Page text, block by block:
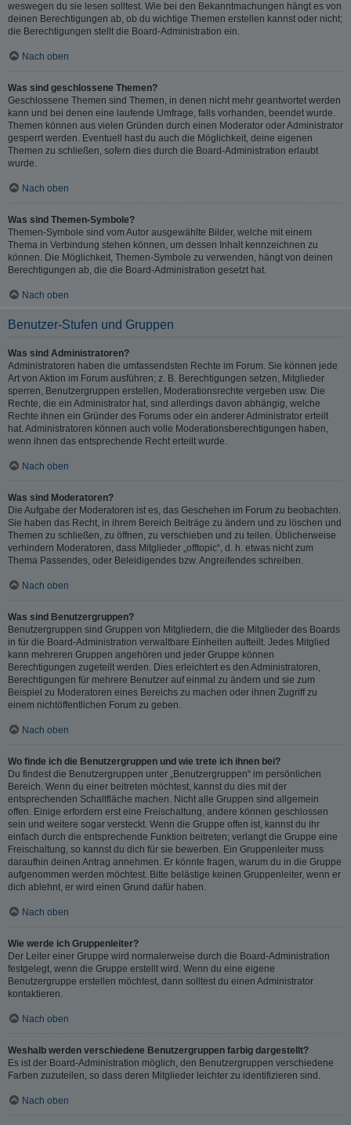
weswegen du sie lesen solltest. Wie bei den Bekanntmachungen hängt es von
deinen Berechtigungen ab, ob du wichtige Themen erstellen kannst oder nicht;
die Berechtigungen stellt die Board-Administration ein.
Nach oben
Was sind geschlossene Themen?
Geschlossene Themen sind Themen, in denen nicht mehr geantwortet werden
kann und bei denen eine laufende Umfrage, falls vorhanden, beendet wurde.
Themen können aus vielen Gründen durch einen Moderator oder Administrator
gesperrt werden. Eventuell hast du auch die Möglichkeit, deine eigenen
Themen zu schließen, sofern dies durch die Board-Administration erlaubt
wurde.
Nach oben
Was sind Themen-Symbole?
Themen-Symbole sind vom Autor ausgewählte Bilder, welche mit einem
Thema in Verbindung stehen können, um dessen Inhalt kennzeichnen zu
können. Die Möglichkeit, Themen-Symbole zu verwenden, hängt von deinen
Berechtigungen ab, die die Board-Administration gesetzt hat.
Nach oben
Benutzer-Stufen und Gruppen
Was sind Administratoren?
Administratoren haben die umfassendsten Rechte im Forum. Sie können jede
Art von Aktion im Forum ausführen; z. B. Berechtigungen setzen, Mitglieder
sperren, Benutzergruppen erstellen, Moderationsrechte vergeben usw. Die
Rechte, die ein Administrator hat, sind allerdings davon abhängig, welche
Rechte ihnen ein Gründer des Forums oder ein anderer Administrator erteilt
hat. Administratoren können auch volle Moderationsberechtigungen haben,
wenn ihnen das entsprechende Recht erteilt wurde.
Nach oben
Was sind Moderatoren?
Die Aufgabe der Moderatoren ist es, das Geschehen im Forum zu beobachten.
Sie haben das Recht, in ihrem Bereich Beiträge zu ändern und zu löschen und
Themen zu schließen, zu öffnen, zu verschieben und zu teilen. Üblicherweise
verhindern Moderatoren, dass Mitglieder „offtopic“, d. h. etwas nicht zum
Thema Passendes, oder Beleidigendes bzw. Angreifendes schreiben.
Nach oben
Was sind Benutzergruppen?
Benutzergruppen sind Gruppen von Mitgliedern, die die Mitglieder des Boards
in für die Board-Administration verwaltbare Einheiten aufteilt. Jedes Mitglied
kann mehreren Gruppen angehören und jeder Gruppe können
Berechtigungen zugeteilt werden. Dies erleichtert es den Administratoren,
Berechtigungen für mehrere Benutzer auf einmal zu ändern und sie zum
Beispiel zu Moderatoren eines Bereichs zu machen oder ihnen Zugriff zu
einem nichtöffentlichen Forum zu geben.
Nach oben
Wo finde ich die Benutzergruppen und wie trete ich ihnen bei?
Du findest die Benutzergruppen unter „Benutzergruppen“ im persönlichen
Bereich. Wenn du einer beitreten möchtest, kannst du dies mit der
entsprechenden Schaltfläche machen. Nicht alle Gruppen sind allgemein
offen. Einige erfordern erst eine Freischaltung, andere können geschlossen
sein und weitere sogar versteckt. Wenn die Gruppe offen ist, kannst du ihr
einfach durch die entsprechende Funktion beitreten; verlangt die Gruppe eine
Freischaltung, so kannst du dich für sie bewerben. Ein Gruppenleiter muss
daraufhin deinen Antrag annehmen. Er könnte fragen, warum du in die Gruppe
aufgenommen werden möchtest. Bitte belästige keinen Gruppenleiter, wenn er
dich ablehnt, er wird einen Grund dafür haben.
Nach oben
Wie werde ich Gruppenleiter?
Der Leiter einer Gruppe wird normalerweise durch die Board-Administration
festgelegt, wenn die Gruppe erstellt wird. Wenn du eine eigene
Benutzergruppe erstellen möchtest, dann solltest du einen Administrator
kontaktieren.
Nach oben
Weshalb werden verschiedene Benutzergruppen farbig dargestellt?
Es ist der Board-Administration möglich, den Benutzergruppen verschiedene
Farben zuzuteilen, so dass deren Mitglieder leichter zu identifizieren sind.
Nach oben